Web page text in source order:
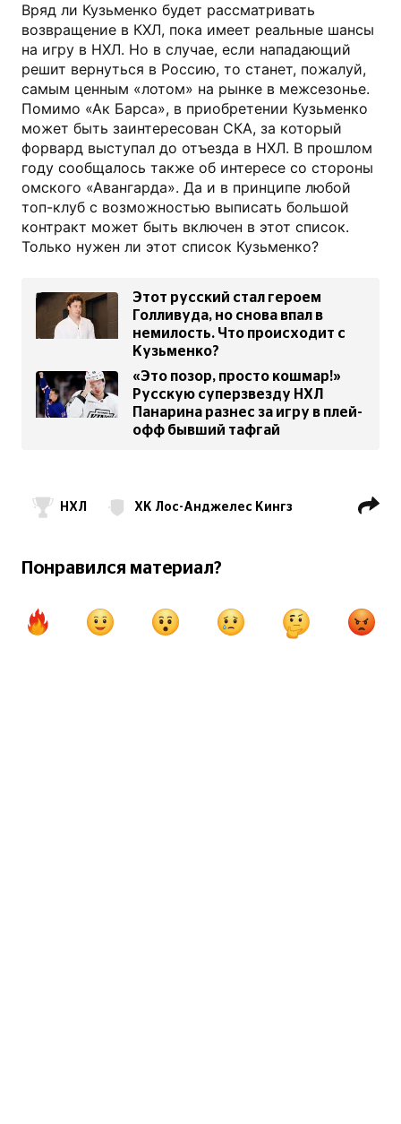
Вряд ли Кузьменко будет рассматривать
возвращение в КХЛ, пока имеет реальные шансы
на игру в НХЛ. Но в случае, если нападающий
решит вернуться в Россию, то станет, пожалуй,
самым ценным «лотом» на рынке в межсезонье.
Помимо «Ак Барса», в приобретении Кузьменко
может быть заинтересован СКА, за который
форвард выступал до отъезда в НХЛ. В прошлом
году сообщалось также об интересе со стороны
омского «Авангарда». Да и в принципе любой
топ-клуб с возможностью выписать большой
контракт может быть включен в этот список.
Только нужен ли этот список Кузьменко?
Этот русский стал героем
Голливуда, но снова впал в
немилость. Что происходит с
Кузьменко?
«Это позор, просто кошмар!»
Русскую суперзвезду НХЛ
Панарина разнес за игру в плей-
офф бывший тафгай
НХЛ ХК Лос-Анджелес Кингз
ХК Ванкувер Кэнакс
ХК Авангард
Понравился материал?